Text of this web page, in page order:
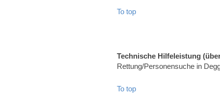
To top
Technische Hilfeleistung
Rettung/Personensuche in
To top